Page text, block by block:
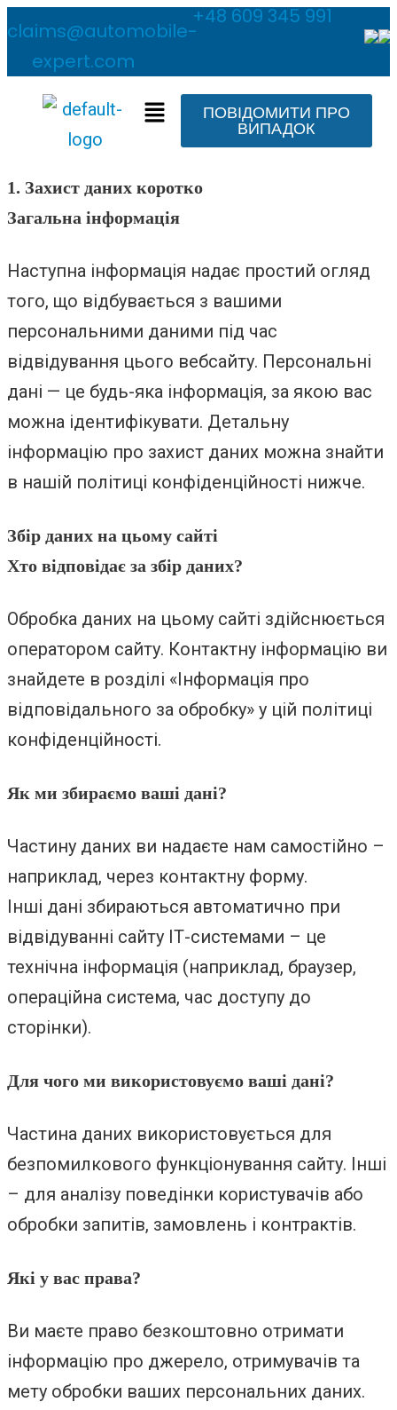
claims@automobile-
expert.com
+48 609 345 991
ПОВІДОМИТИ ПРО
ВИПАДОК
1. Захист даних коротко
Загальна інформація
Наступна інформація надає простий огляд
того, що відбувається з вашими
персональними даними під час
відвідування цього вебсайту. Персональні
дані — це будь-яка інформація, за якою вас
можна ідентифікувати. Детальну
інформацію про захист даних можна знайти
в нашій політиці конфіденційності нижче.
Збір даних на цьому сайті
Хто відповідає за збір даних?
Обробка даних на цьому сайті здійснюється
оператором сайту. Контактну інформацію ви
знайдете в розділі «Інформація про
відповідального за обробку» у цій політиці
конфіденційності.
Як ми збираємо ваші дані?
Частину даних ви надаєте нам самостійно –
наприклад, через контактну форму.
Інші дані збираються автоматично при
відвідуванні сайту ІТ-системами – це
технічна інформація (наприклад, браузер,
операційна система, час доступу до
сторінки).
Для чого ми використовуємо ваші дані?
Частина даних використовується для
безпомилкового функціонування сайту. Інші
– для аналізу поведінки користувачів або
обробки запитів, замовлень і контрактів.
Які у вас права?
Ви маєте право безкоштовно отримати
інформацію про джерело, отримувачів та
мету обробки ваших персональних даних.